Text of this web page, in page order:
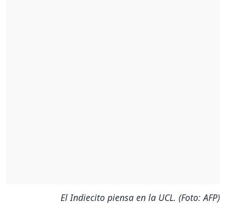
El Indiecito piensa en la UCL. (Foto: AFP)